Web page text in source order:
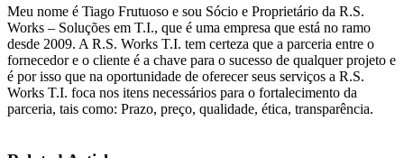
Meu nome é Tiago Frutuoso e sou Sócio e Proprietário da R.S.
Works – Soluções em T.I., que é uma empresa que está no ramo
desde 2009. A R.S. Works T.I. tem certeza que a parceria entre o
fornecedor e o cliente é a chave para o sucesso de qualquer projeto e
é por isso que na oportunidade de oferecer seus serviços a R.S.
Works T.I. foca nos itens necessários para o fortalecimento da
parceria, tais como: Prazo, preço, qualidade, ética, transparência.